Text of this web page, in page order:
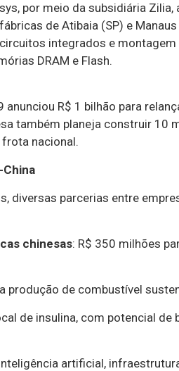
por meio da subsidiária Zilia,
de Atibaia (SP) e
integrados e
DRAM e Flash.
R$ 1 bilhão para
também planeja construir 10
nacional.
diversas parcerias entre
chinesas: R$ 350 milhões
produção de combustível
de insulina, com potencial
artificial,